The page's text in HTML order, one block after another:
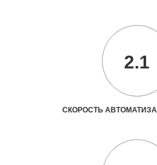
2.1
СКОРОСТЬ